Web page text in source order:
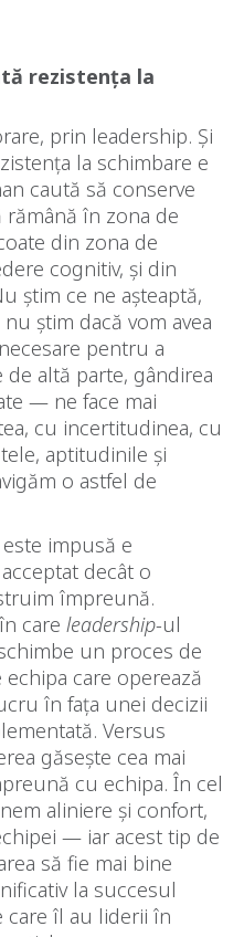
rezistența la
prin leadership. Și
la schimbare e
caută să conserve
rămână în zona de
din zona de
cognitiv, și din
știm ce ne așteaptă,
știm dacă vom avea
pentru a
altă parte, gândirea
— ne face mai
cu incertitudinea, cu
aptitudinile și
o astfel de
impusă e
decât o
împreună.
care leadership-ul
un proces de
care operează
în fața unei decizii
Versus
găsește cea mai
cu echipa. În cel
aliniere și confort,
— iar acest tip de
să fie mai bine
la succesul
care îl au liderii în